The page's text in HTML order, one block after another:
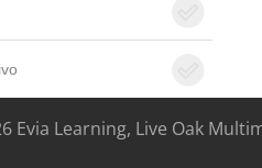
Evia Learning, Live Oak